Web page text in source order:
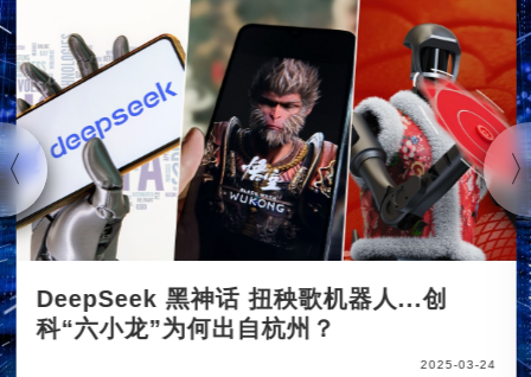
DeepSeek 黑神话 扭秧歌机器人...创
科“六小龙”为何出自杭州？
2025-03-24